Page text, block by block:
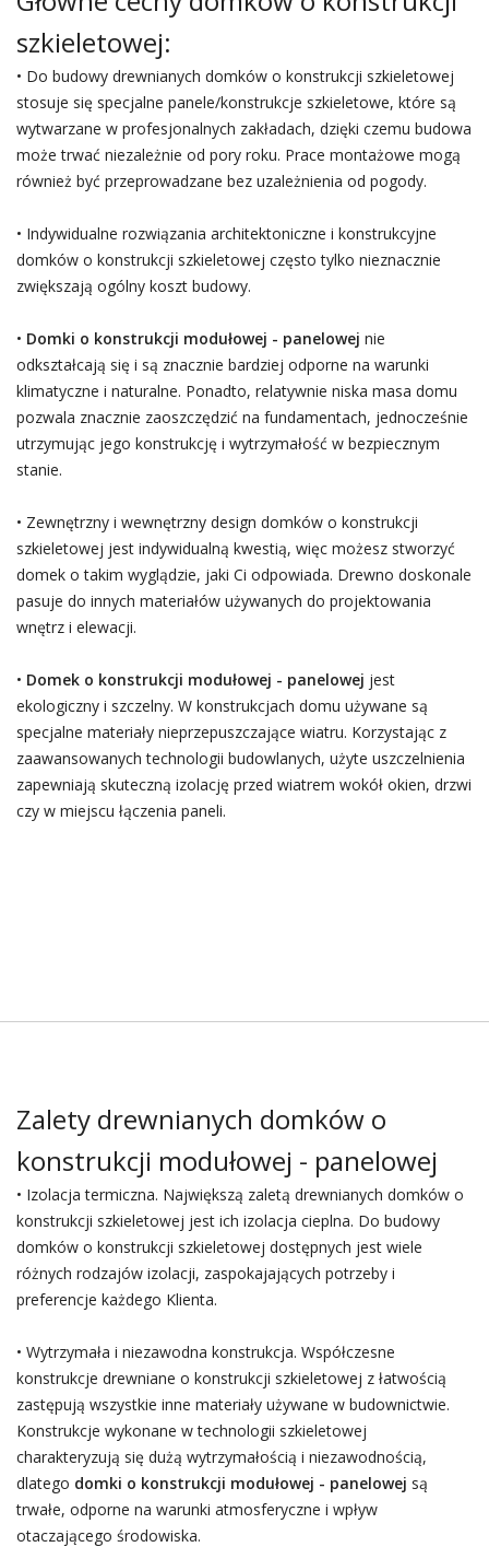
szkieletowej:
• Do budowy drewnianych domków o konstrukcji szkieletowej
stosuje się specjalne panele/konstrukcje szkieletowe, które są
wytwarzane w profesjonalnych zakładach, dzięki czemu budowa
może trwać niezależnie od pory roku. Prace montażowe mogą
również być przeprowadzane bez uzależnienia od pogody.
• Indywidualne rozwiązania architektoniczne i konstrukcyjne
domków o konstrukcji szkieletowej często tylko nieznacznie
zwiększają ogólny koszt budowy.
• Domki o konstrukcji modułowej - panelowej nie
odkształcają się i są znacznie bardziej odporne na warunki
klimatyczne i naturalne. Ponadto, relatywnie niska masa domu
pozwala znacznie zaoszczędzić na fundamentach, jednocześnie
utrzymując jego konstrukcję i wytrzymałość w bezpiecznym
stanie.
• Zewnętrzny i wewnętrzny design domków o konstrukcji
szkieletowej jest indywidualną kwestią, więc możesz stworzyć
domek o takim wyglądzie, jaki Ci odpowiada. Drewno doskonale
pasuje do innych materiałów używanych do projektowania
wnętrz i elewacji.
• Domek o konstrukcji modułowej - panelowej jest
ekologiczny i szczelny. W konstrukcjach domu używane są
specjalne materiały nieprzepuszczające wiatru. Korzystając z
zaawansowanych technologii budowlanych, użyte uszczelnienia
zapewniają skuteczną izolację przed wiatrem wokół okien, drzwi
czy w miejscu łączenia paneli.
Zalety drewnianych domków o
konstrukcji modułowej - panelowej
• Izolacja termiczna. Największą zaletą drewnianych domków o
konstrukcji szkieletowej jest ich izolacja cieplna. Do budowy
domków o konstrukcji szkieletowej dostępnych jest wiele
różnych rodzajów izolacji, zaspokajających potrzeby i
preferencje każdego Klienta.
• Wytrzymała i niezawodna konstrukcja. Współczesne
konstrukcje drewniane o konstrukcji szkieletowej z łatwością
zastępują wszystkie inne materiały używane w budownictwie.
Konstrukcje wykonane w technologii szkieletowej
charakteryzują się dużą wytrzymałością i niezawodnością,
dlatego domki o konstrukcji modułowej - panelowej są
trwałe, odporne na warunki atmosferyczne i wpływ
otaczającego środowiska.